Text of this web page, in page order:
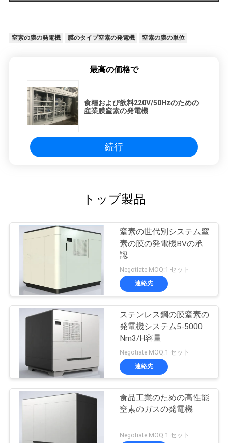
窒素の膜の発電機 膜のタイプ窒素の発電機 窒素の膜の単位
最高の価格で
食糧および飲料220V/50Hzのための
産業膜窒素の発電機
続行
トップ製品
窒素の世代別システム窒
素の膜の発電機BVの承
認
Negotiate MOQ:1 セット
連絡先
ステンレス鋼の膜窒素の
発電機システム5-5000
Nm3/H容量
Negotiate MOQ:1 セット
連絡先
食品工業のための高性能
窒素のガスの発電機
Negotiate MOQ:1 セット